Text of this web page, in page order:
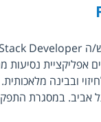
נסיעות
אביב. במסגרת